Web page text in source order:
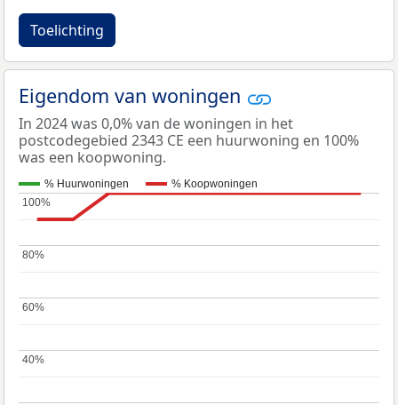
Toelichting
Eigendom van woningen
In 2024 was 0,0% van de woningen in het
postcodegebied 2343 CE een huurwoning en 100%
was een koopwoning.
% Huurwoningen % Koopwoningen
40%
40%
60%
60%
80%
80%
100%
100%